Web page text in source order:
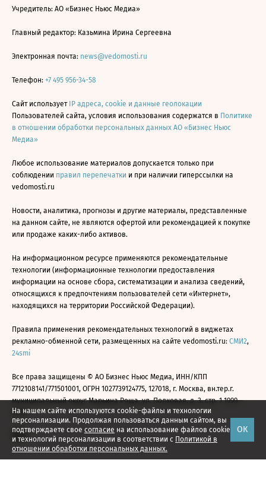
На нашем сайте используются cookie-файлы и технологии
персонализации. Продолжая пользоваться данным сайтом, вы
подтверждаете свое согласие на использование файлов cookie
и технологий персонализации в соответствии с Политикой в
отношении обработки персональных данных.
ОК
Учредитель: АО «Бизнес Ньюс Медиа»
Главный редактор: Казьмина Ирина Сергеевна
Электронная почта: news@vedomosti.ru
Телефон: +7 495 956-34-58
Сайт использует IP адреса, cookie и данные геолокации
Пользователей сайта, условия использования содержатся в Политике
в отношении обработки персональных данных АО «Бизнес Ньюс
Медиа»
Любое использование материалов допускается только при
соблюдении правил перепечатки и при наличии гиперссылки на
vedomosti.ru
Новости, аналитика, прогнозы и другие материалы, представленные
на данном сайте, не являются офертой или рекомендацией к покупке
или продаже каких-либо активов.
На информационном ресурсе применяются рекомендательные
технологии (информационные технологии предоставления
информации на основе сбора, систематизации и анализа сведений,
относящихся к предпочтениям пользователей сети «Интернет»,
находящихся на территории Российской Федерации).
Правила применения рекомендательных технологий в виджетах
рекламно-обменной сети, размещенных на сайте vedomosti.ru: СМИ2,
24smi
Все права защищены © АО Бизнес Ньюс Медиа, ИНН/КПП
7712108141/771501001, ОГРН 1027739124775, 127018, г. Москва, вн.тер.г.
муниципальный округ Марьина Роща, ул. Полковая, д. 3, стр. 1 1999—
2026